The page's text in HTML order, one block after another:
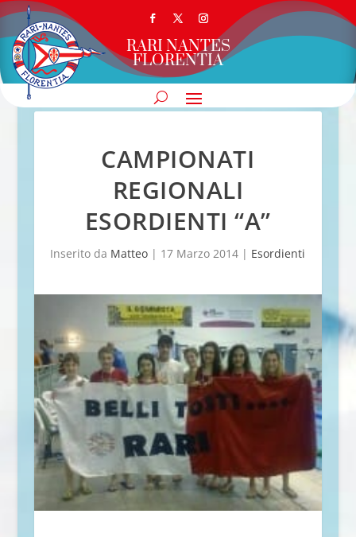
RARI NANTES
FLORENTIA
CAMPIONATI
REGIONALI
ESORDIENTI “A”
Inserito da Matteo | 17 Marzo 2014 | Esordienti